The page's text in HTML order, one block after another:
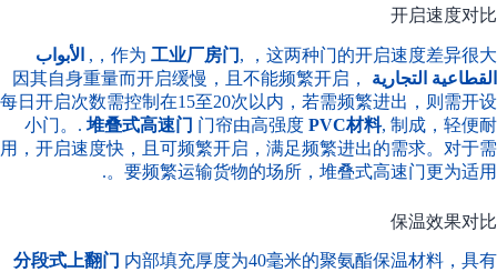
开启速度对比
作为 工业厂房门 , ，这两种门的开启速度差异很大，,
الأبواب
القطاعية التجارية
因其自身重量而开启缓慢，且不能频繁开启，
每日开启次数需控制在15至20次以内，若需频繁进出，则需开设
小门。. 堆叠式高速门 门帘由高强度 PVC材料, 制成，轻便耐
用，开启速度快，且可频繁开启，满足频繁进出的需求。对于需
要频繁运输货物的场所，堆叠式高速门更为适用。.
保温效果对比
分段式上翻门 内部填充厚度为40毫米的聚氨酯保温材料，具有